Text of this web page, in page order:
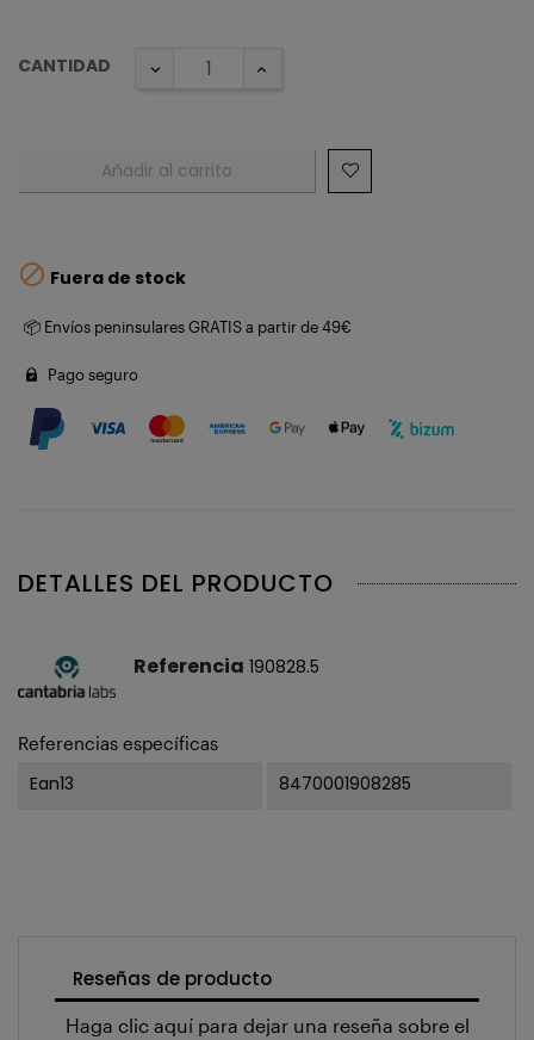
CANTIDAD
Añadir al carrito
 Fuera de stock
📦 Envíos peninsulares GRATIS a partir de 49€
Pago seguro
DETALLES DEL PRODUCTO
Referencia 190828.5
Referencias específicas
Ean13 8470001908285
Reseñas de producto
Haga clic aquí para dejar una reseña sobre el